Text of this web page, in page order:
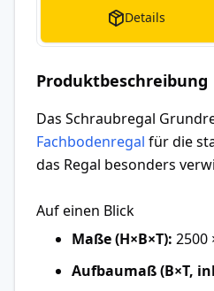
Details
Produktbeschreibung
Das Schraubregal
Fachbodenregal für die
das Regal besonders
Auf einen Blick
Maße (H×B×T): 2500
Aufbaumaß (B×T,